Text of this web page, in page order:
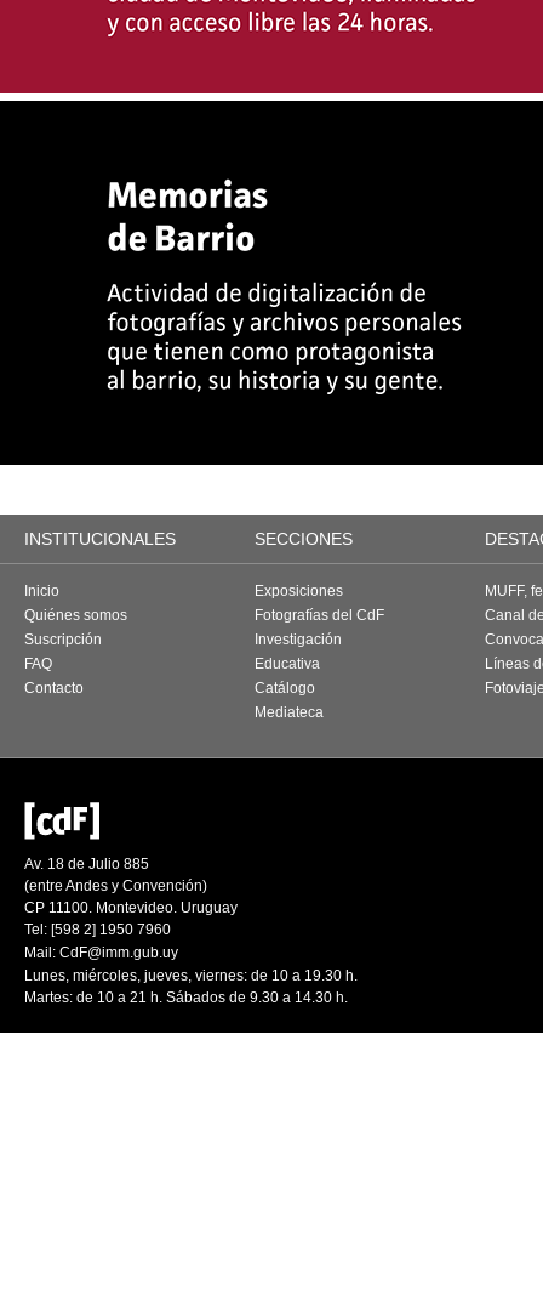
INSTITUCIONALES SECCIONES
Inicio
Quiénes somos
Suscripción
FAQ
Contacto
Exposiciones
Fotografías del CdF
Investigación
Educativa
Catálogo
Mediateca
MUFF,
Canal
Líneas
Av. 18 de Julio 885
(entre Andes y Convención)
CP 11100. Montevideo. Uruguay
Tel: [598 2] 1950 7960
Mail: CdF@imm.gub.uy
Lunes, miércoles, jueves, viernes: de 10 a 19.30 h.
Martes: de 10 a 21 h. Sábados de 9.30 a 14.30 h.